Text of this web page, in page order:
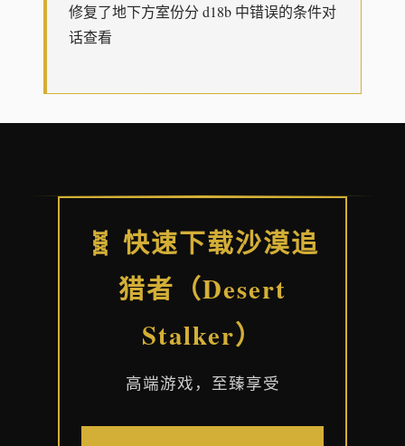
修复了地下方室份分 d18b 中错误的条件对
话查看
🧬 快速下载沙漠追
猎者（Desert
Stalker）
高端游戏，至臻享受